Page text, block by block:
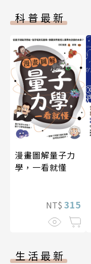
科普最新
漫畫圖解量子力
學，一看就懂
NT$ 315
生活最新